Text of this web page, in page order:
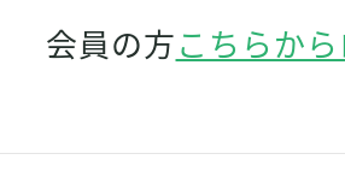
会員の方こちらか